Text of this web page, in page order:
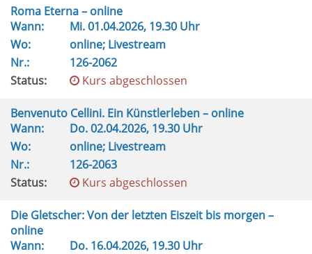
Roma Eterna – online
Wann:
Mi.01.04.2026, 19.30 Uhr
Wo:
online; Livestream
Nr.:
126-2062
Status:
Kurs abgeschlossen
Benvenuto Cellini. Ein Künstlerleben – online
Wann:
Do.02.04.2026, 19.30 Uhr
Wo:
online; Livestream
Nr.:
126-2063
Status:
Kurs abgeschlossen
Die Gletscher: Von der letzten Eiszeit bis morgen –
online
Wann:
Do. 16.04.2026, 19.30 Uhr